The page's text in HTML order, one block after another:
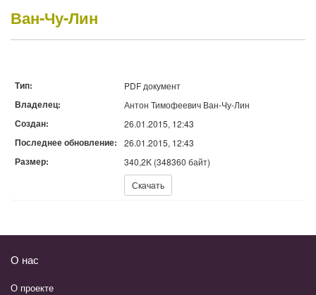
Ван-Чу-Лин
Тип: PDF документ
Владелец: Антон Тимофеевич Ван-Чу-Лин
Создан: 26.01.2015, 12:43
Последнее обновление: 26.01.2015, 12:43
Размер: 340,2K (348360 байт)
Скачать
О нас
О проекте